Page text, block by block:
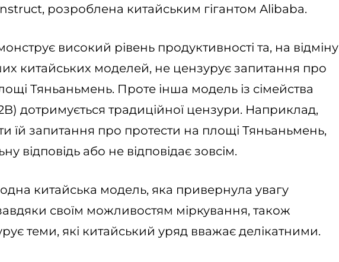
розроблена китайським гігантом Alibaba.
високий рівень продуктивності та, на відміну
китайських моделей, не цензурує запитання про
Тяньаньмень. Проте інша модель із сімейства
дотримується традиційної цензури. Наприклад,
їй запитання про протести на площі Тяньаньмень,
відповідь або не відповідає зовсім.
китайська модель, яка привернула увагу
своїм можливостям міркування, також
теми, які китайський уряд вважає делікатними.